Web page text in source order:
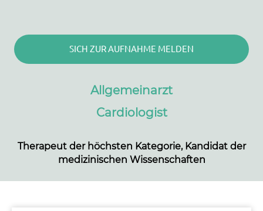
SICH ZUR AUFNAHME MELDEN
Allgemeinarzt
Cardiologist
Therapeut der höchsten Kategorie, Kandidat der
medizinischen Wissenschaften